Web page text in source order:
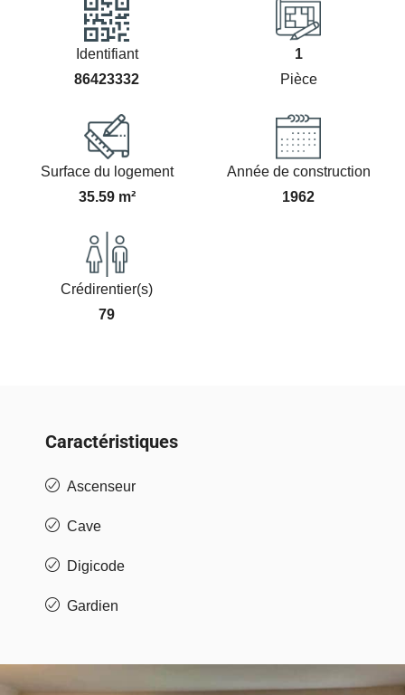
Identifiant
86423332
1
Pièce
Surface du logement
35.59 m²
Année de construction
1962
Crédirentier(s)
79
Caractéristiques
Ascenseur
Cave
Digicode
Gardien